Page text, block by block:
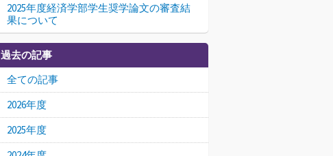
2025年度経済学部学生奨学論文の審査結
果について
過去の記事
全ての記事
2026年度
2025年度